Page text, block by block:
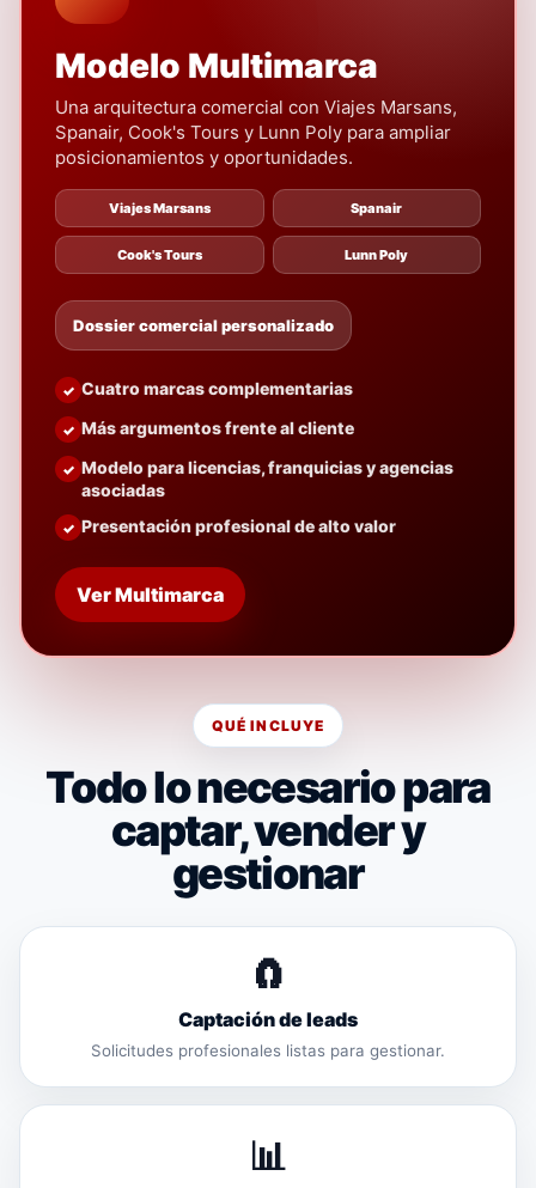
Modelo Multimarca
Una arquitectura comercial con Viajes Marsans,
Spanair, Cook's Tours y Lunn Poly para ampliar
posicionamientos y oportunidades.
Viajes Marsans Spanair
Cook's Tours Lunn Poly
Dossier comercial personalizado
Cuatro marcas complementarias
Más argumentos frente al cliente
Modelo para licencias, franquicias y agencias
asociadas
Presentación profesional de alto valor
Ver Multimarca
QUÉ INCLUYE
Todo lo necesario para
captar, vender y
gestionar
🧲
Captación de leads
Solicitudes profesionales listas para gestionar.
📊